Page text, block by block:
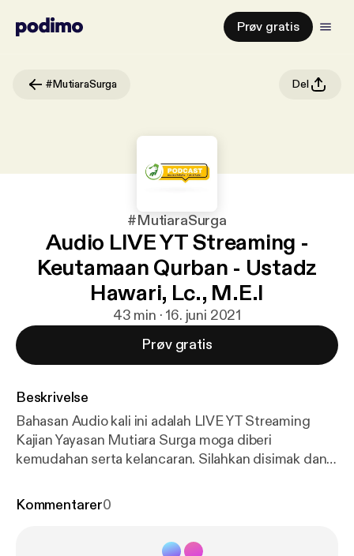
Prøv gratis
#MutiaraSurga Del
#MutiaraSurga
Audio LIVE YT Streaming -
Keutamaan Qurban - Ustadz
Hawari, Lc., M.E.I
43 min · 16. juni 2021
Prøv gratis
Beskrivelse
Bahasan Audio kali ini adalah LIVE YT Streaming
Kajian Yayasan Mutiara Surga moga diberi
kemudahan serta kelancaran. Silahkan disimak dan
s://podcasters.spotify.com/pod/show/mutiara-surg
Kommentarer0